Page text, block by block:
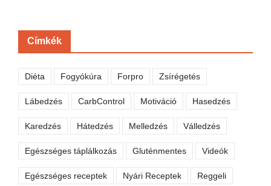
Címkék
Diéta Fogyókúra Forpro Zsírégetés
Lábedzés CarbControl Motiváció Hasedzés
Karedzés Hátedzés Melledzés Válledzés
Egészséges táplálkozás Gluténmentes Videók
Egészséges receptek Nyári Receptek Reggeli